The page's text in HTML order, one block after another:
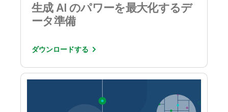
生成 AI のパワーを最大化するデ
ータ準備
ダウンロードする